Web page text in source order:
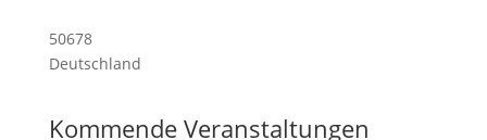
50678
Deutschland
Kommende Veranstaltungen